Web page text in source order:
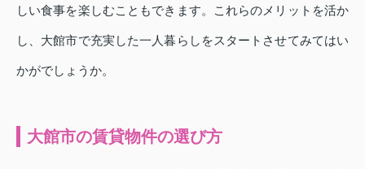
しい食事を楽しむこともできます。これらのメリットを活か
し、大館市で充実した一人暮らしをスタートさせてみてはい
かがでしょうか。
大館市の賃貸物件の選び方